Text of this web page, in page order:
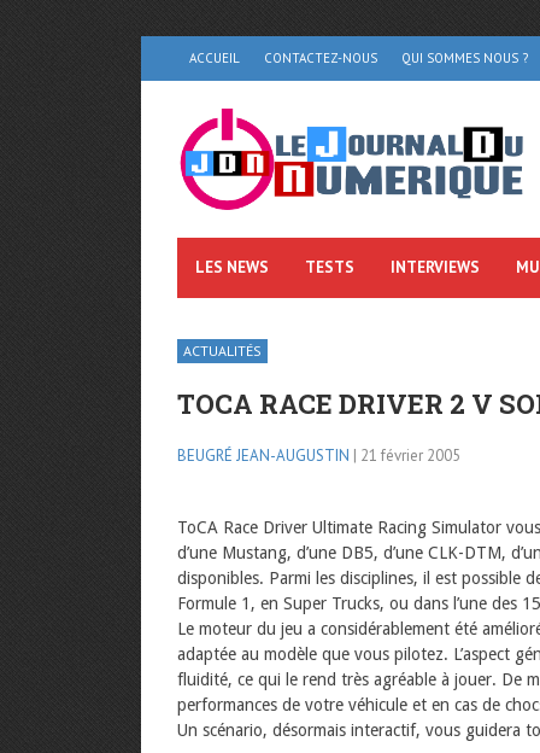
ACCUEIL CONTACTEZ-NOUS QUI SOMMES NOUS ?
LES NEWS TESTS INTERVIEWS
ACTUALITÉS
TOCA RACE DRIVER 2 V
BEUGRÉ JEAN-AUGUSTIN | 21 février 2005
ToCA Race Driver Ultimate Racing Simulator
d’une Mustang, d’une DB5, d’une CLK-DTM,
disponibles. Parmi les disciplines, il est possible
Formule 1, en Super Trucks, ou dans l’une des
Le moteur du jeu a considérablement été
adaptée au modèle que vous pilotez. L’aspect
fluidité, ce qui le rend très agréable à jouer. De
performances de votre véhicule et en cas de
Un scénario, désormais interactif, vous guidera